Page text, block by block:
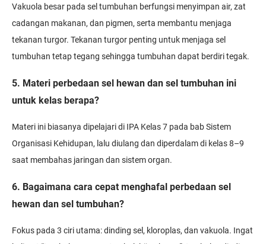
Vakuola besar pada sel tumbuhan berfungsi menyimpan air, zat
cadangan makanan, dan pigmen, serta membantu menjaga
tekanan turgor. Tekanan turgor penting untuk menjaga sel
tumbuhan tetap tegang sehingga tumbuhan dapat berdiri tegak.
5. Materi perbedaan sel hewan dan sel tumbuhan ini
untuk kelas berapa?
Materi ini biasanya dipelajari di IPA Kelas 7 pada bab Sistem
Organisasi Kehidupan, lalu diulang dan diperdalam di kelas 8–9
saat membahas jaringan dan sistem organ.
6. Bagaimana cara cepat menghafal perbedaan sel
hewan dan sel tumbuhan?
Fokus pada 3 ciri utama: dinding sel, kloroplas, dan vakuola. Ingat